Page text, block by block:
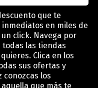
que te
en miles de
click. Navega por
las tiendas
Clica en los
sus ofertas y
conozcas los
que más te